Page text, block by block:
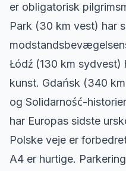
er obligatorisk
Park (30 km vest) har
Łódź (130 km
kunst. Gdańsk (340
og Solidarność-
har Europas sidste
Polske veje er
A4 er hurtige.